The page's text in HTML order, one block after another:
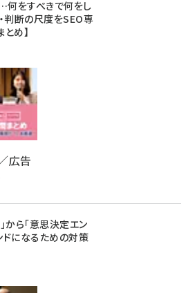
…何をすべきで何をし
判断の尺度をSEO専
め】
広告
から「意思決定エン
ドになるための対策